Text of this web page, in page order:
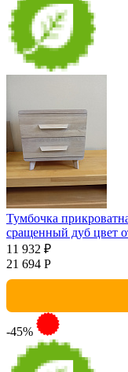
Тумбочка
сращенный дуб цвет
11 932 ₽
21 694 Р
-45%